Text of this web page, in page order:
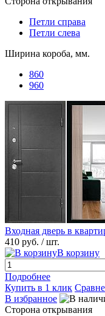
Петли справа
Петли слева
Ширина короба, мм.
860
960
Входная дверь в
410 руб. / шт.
В корзину
Подробнее
Купить в 1 клик
В избранное
Сторона открывания